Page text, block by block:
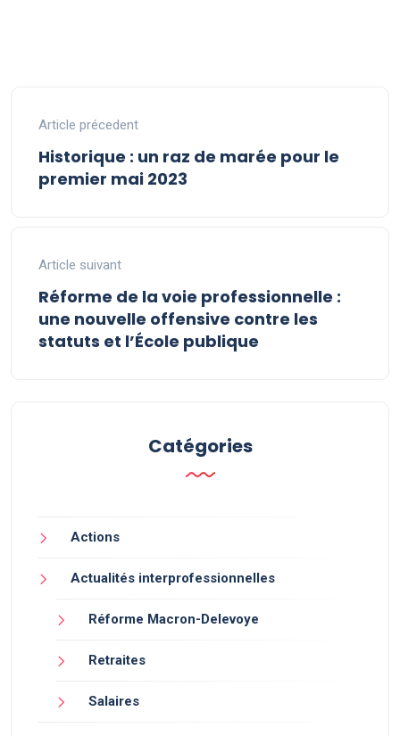
Article précedent
Historique : un raz de marée pour le
premier mai 2023
Article suivant
Réforme de la voie professionnelle :
une nouvelle offensive contre les
statuts et l’École publique
Catégories
Actions
Actualités interprofessionnelles
Réforme Macron-Delevoye
Retraites
Salaires